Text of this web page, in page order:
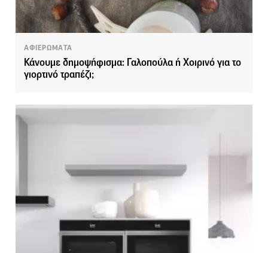
ΑΦΙΕΡΩΜΑΤΑ
Κάνουμε δημοψήφισμα: Γαλοπούλα ή Χοιρινό για το
γιορτινό τραπέζι;